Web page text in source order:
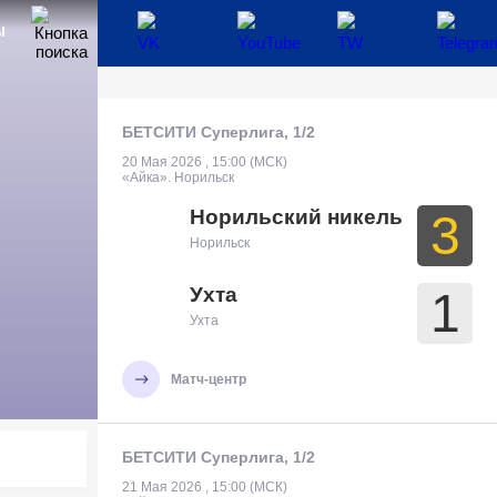
БЕТСИТИ Суперлига, 1/2
20 Мая 2026 , 15:00 (МСК)
«Айка». Норильск
Норильский никель
Норильск 3
Ухта
Ухта 1
Матч-центр
БЕТСИТИ Суперлига, 1/2
21 Мая 2026 , 15:00 (МСК)